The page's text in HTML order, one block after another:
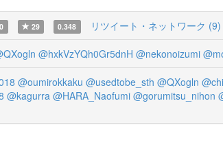
29 0.348 リツイート・ネットワーク (9)
@hxkVzYQh0Gr5dnH @nekonoizumi
@oumirokkaku @usedtobe_sth @QXogln
@kagurra @HARA_Naofumi @gorumitsu_nihon